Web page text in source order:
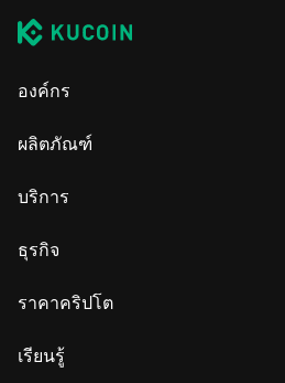
องค์กร
ผลิตภัณฑ์
บริการ
ธุรกิจ
ราคาคริปโต
เรียนรู้